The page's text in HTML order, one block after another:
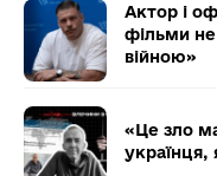
Актор і
фільми не
війною»
«Це зло
українця,